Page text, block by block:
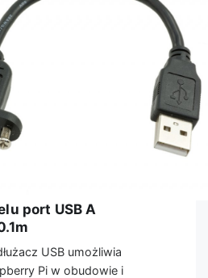
port USB A
USB umożliwia
Pi w obudowie i